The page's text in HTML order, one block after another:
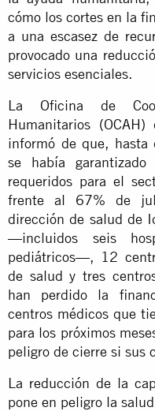
cómo los cortes en la
a una escasez de
provocado una
servicios esenciales.
La Oficina de
Humanitarios
informó de que,
se había
requeridos para el
frente al 67% de
dirección de salud de
—incluidos seis
pediátricos—, 12
de salud y tres
han perdido la
centros médicos que
para los próximos
peligro de cierre si sus
La reducción de la
pone en peligro la